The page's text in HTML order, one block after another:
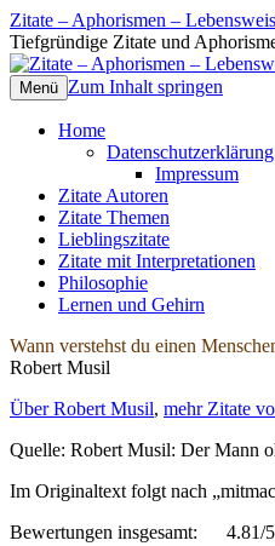
Zitate – Aphorismen –
Tiefgründige Zitate und
Menü Zum Inhalt springen
Home
Datenschutzerklärung
Impressum
Zitate Autoren
Zitate Themen
Lieblingszitate
Zitate mit Interpretationen
Philosophie
Lernen und Gehirn
Wann verstehst du einen
Robert Musil
Über Robert Musil, mehr Zitate
Quelle: Robert Musil: Der Mann
Im Originaltext folgt nach
Bewertungen insgesamt:
4.81/5